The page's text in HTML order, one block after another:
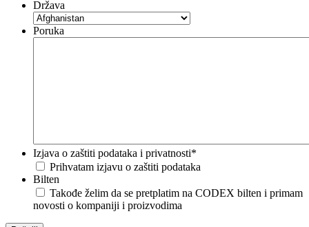
Država
Poruka
Izjava o zaštiti podataka i privatnosti*
Prihvatam izjavu o zaštiti podataka
Bilten
Takođe želim da se pretplatim na CODEX bilten i primam
novosti o kompaniji i proizvodima